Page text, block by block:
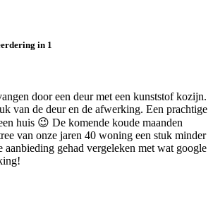
in 1
door een deur met een kunststof kozijn.
van de deur en de afwerking. Een prachtige
huis 😉 De komende koude maanden
van onze jaren 40 woning een stuk minder
aanbieding gehad vergeleken met wat google